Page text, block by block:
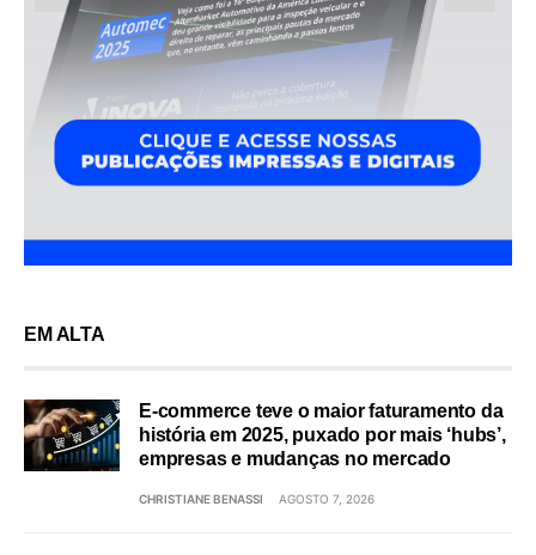
EM ALTA
E-commerce teve o maior faturamento da
história em 2025, puxado por mais ‘hubs’,
empresas e mudanças no mercado
CHRISTIANE BENASSI AGOSTO 7, 2026